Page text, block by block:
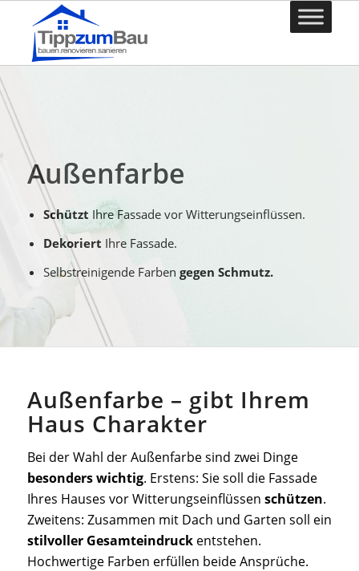
Außenfarbe
Schützt Ihre Fassade vor Witterungseinflüssen.
Dekoriert Ihre Fassade.
Selbstreinigende Farbengegen Schmutz.
Außenfarbe – gibt Ihrem
Haus Charakter
Bei der Wahl der Außenfarbe sind zwei Dinge
besonders wichtig. Erstens: Sie soll die Fassade
Ihres Hauses vor Witterungseinflüssen schützen.
Zweitens: Zusammen mit Dach und Garten soll ein
stilvoller Gesamteindruckentstehen.
Hochwertige Farben erfüllen beide Ansprüche.